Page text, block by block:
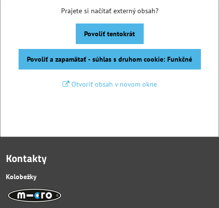
Prajete si načítať externý obsah?
Povoliť tentokrát
Povoliť a zapamätať - súhlas s druhom cookie: Funkčné
Otvoriť obsah v novom okne
Kontakty
Kolobežky